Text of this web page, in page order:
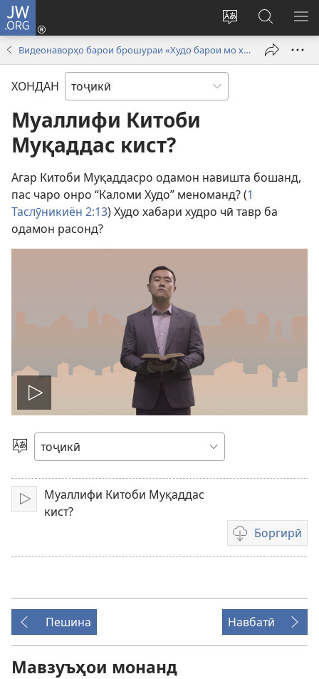
JW.ORG
Иваз
кардани
забони
Даромадан
(дар
кушода
Ҷустуҷӯ
дар
сайти
Видеонаворҳо барои брошураи «Худо барои мо хабарҳои нағз дорад!»
ХОНДАН
Муаллифи Китоби
Муқаддас кист?
Агар Китоби Муқаддасро одамон навишта бошанд,
пас чаро онро “Каломи Худо” меноманд? (1
Таслӯникиён 2:13) Худо хабари худро чӣ тавр ба
одамон расонд?
Мондан
Интихоби
забон
Тамошо/
Муаллифи Китоби Муқаддас
кист?
Боргирӣ
Тарзҳои
боргирии
Пешина Навбатӣ
Мавзуъҳои монанд